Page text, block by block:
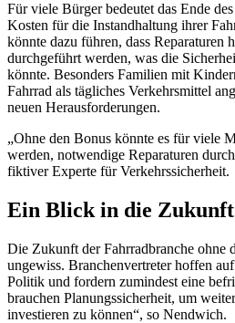
Für viele Bürger bedeutet das Ende
Kosten für die Instandhaltung ihrer
könnte dazu führen, dass Reparaturen
durchgeführt werden, was die
könnte. Besonders Familien mit
Fahrrad als tägliches Verkehrsmittel
neuen Herausforderungen.
„Ohne den Bonus könnte es für viele
werden, notwendige Reparaturen
fiktiver Experte für Verkehrssicherheit.
Ein Blick in die Zukunft
Die Zukunft der Fahrradbranche ohne
ungewiss. Branchenvertreter hoffen
Politik und fordern zumindest eine
brauchen Planungssicherheit, um
investieren zu können“, so Nendwich.